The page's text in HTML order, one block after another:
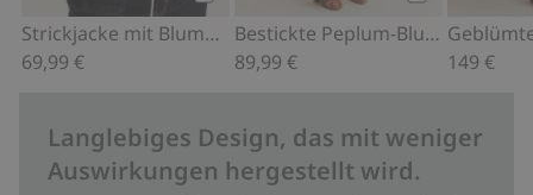
Kaufen
Strickjacke mit Blumen Newbie Woman
69,99 €
Bestickte Peplum-Bluse Newbie Woman
89,99 €
149 €
Langlebiges Design, das mit weniger
Auswirkungen hergestellt wird.